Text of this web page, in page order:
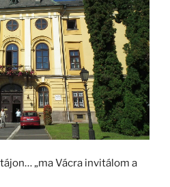
„ma Vácra invitálom a